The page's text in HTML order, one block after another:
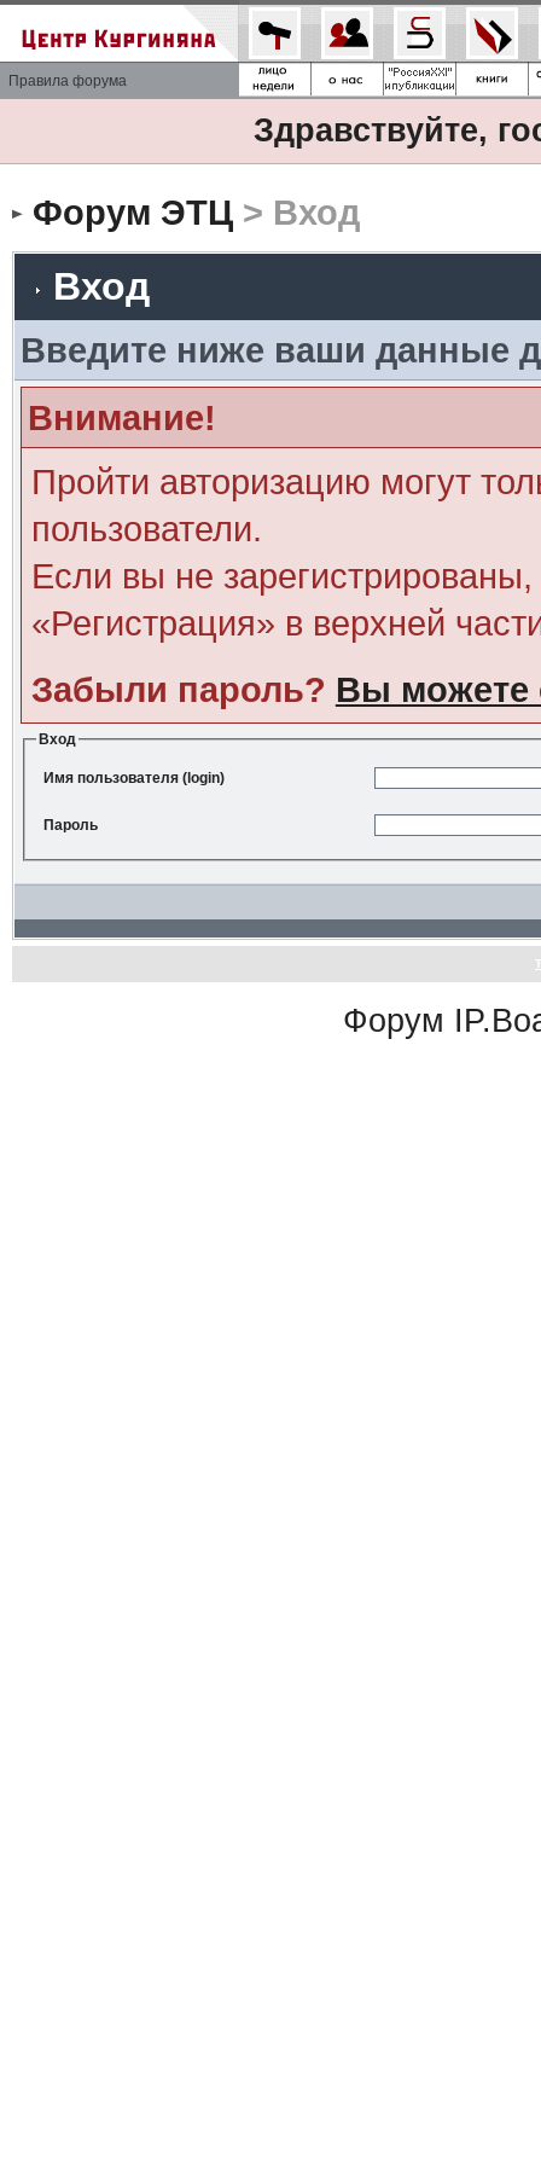
Правила форума
Здравствуйте,
Форум ЭТЦ> Вход
Вход
Введите ниже ваши данные
Внимание!
Пройти авторизацию могут
пользователи.
Если вы не
«Регистрация» в верхней
Забыли пароль? Вы можете
Вход
Имя пользователя (login)
Пароль
Форум